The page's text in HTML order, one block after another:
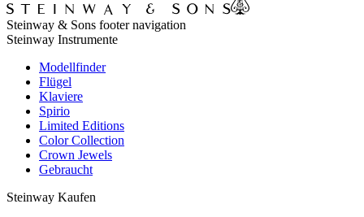
Steinway & Sons footer navigation
Steinway Instrumente
Modellfinder
Flügel
Klaviere
Spirio
Limited Editions
Color Collection
Crown Jewels
Gebraucht
Steinway Kaufen